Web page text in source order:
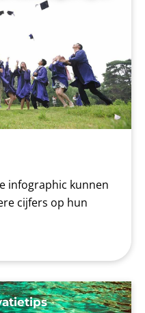
infographic kunnen
cijfers op hun